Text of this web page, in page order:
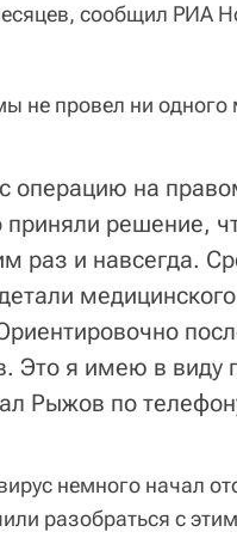
сообщил РИА
не провел ни одного
операцию на
решение,
раз и навсегда.
Это я имею в виду
Рыжов по
немного начал
разобраться с